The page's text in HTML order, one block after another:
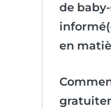
de
en